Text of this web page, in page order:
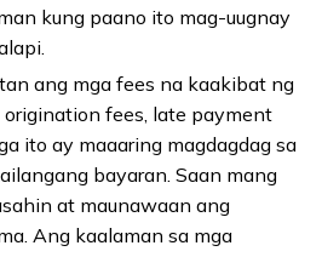
kung paano ito mag-uugnay
ang mga fees na kaakibat ng
origination fees, late payment
ito ay maaaring magdagdag sa
bayaran. Saan mang
at maunawaan ang
Ang kaalaman sa mga